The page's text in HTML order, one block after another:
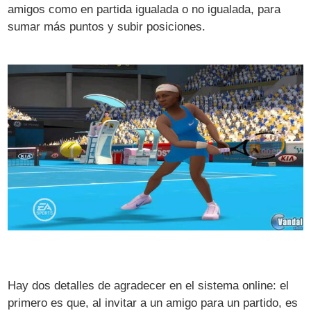
amigos como en partida igualada o no igualada, para
sumar más puntos y subir posiciones.
Hay dos detalles de agradecer en el sistema online: el
primero es que, al invitar a un amigo para un partido, es